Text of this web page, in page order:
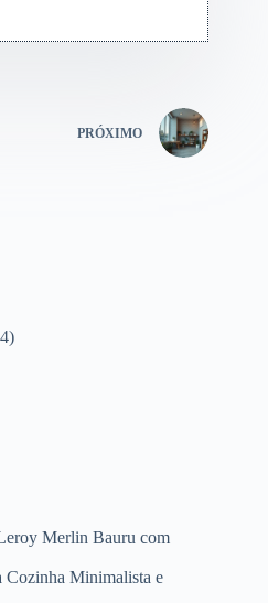
PRÓXIMO
Merlin Bauru com
Cozinha Minimalista e